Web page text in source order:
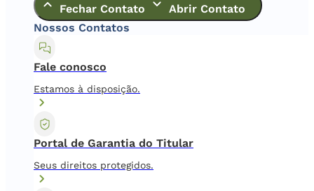
Fechar Contato
Abrir Contato
Nossos Contatos
Fale conosco
Estamos à disposição.
Portal de Garantia do Titular
Seus direitos protegidos.